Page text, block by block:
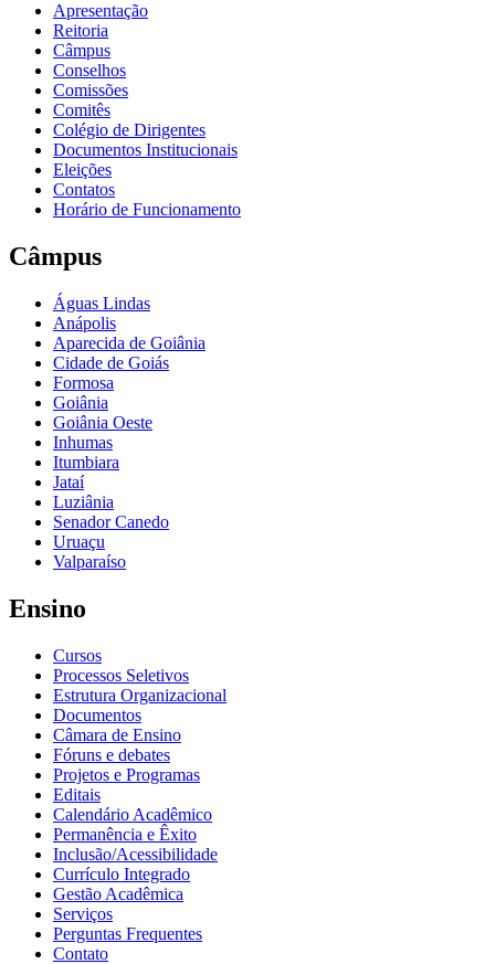
Apresentação
Reitoria
Câmpus
Conselhos
Comissões
Comitês
Colégio de Dirigentes
Documentos Institucionais
Eleições
Contatos
Horário de Funcionamento
Câmpus
Águas Lindas
Anápolis
Aparecida de Goiânia
Cidade de Goiás
Formosa
Goiânia
Goiânia Oeste
Inhumas
Itumbiara
Jataí
Luziânia
Senador Canedo
Uruaçu
Valparaíso
Ensino
Cursos
Processos Seletivos
Estrutura Organizacional
Documentos
Câmara de Ensino
Fóruns e debates
Projetos e Programas
Editais
Calendário Acadêmico
Permanência e Êxito
Inclusão/Acessibilidade
Currículo Integrado
Gestão Acadêmica
Serviços
Perguntas Frequentes
Contato